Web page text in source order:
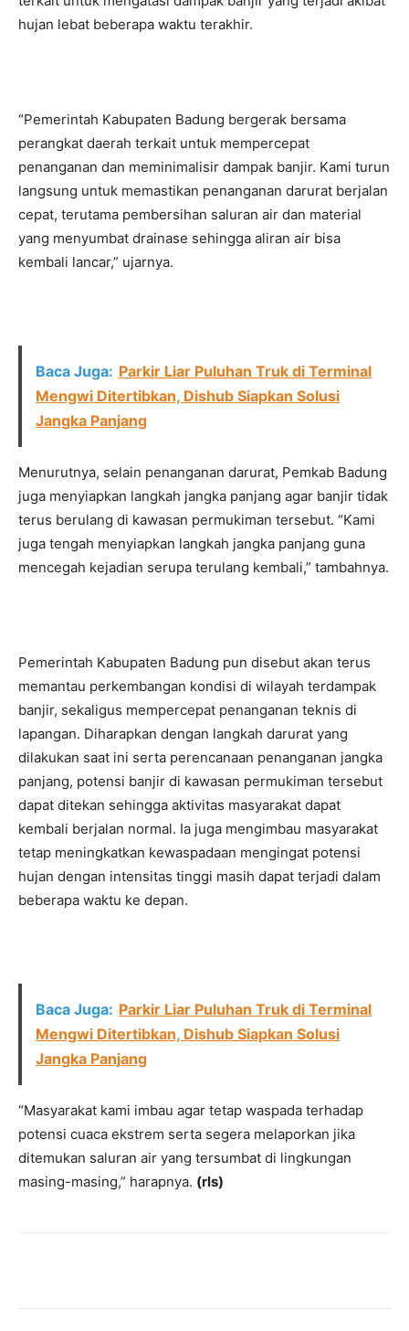
hujan lebat beberapa waktu terakhir.
“Pemerintah Kabupaten Badung bergerak bersama
perangkat daerah terkait untuk mempercepat
penanganan dan meminimalisir dampak banjir. Kami turun
langsung untuk memastikan penanganan darurat berjalan
cepat, terutama pembersihan saluran air dan material
yang menyumbat drainase sehingga aliran air bisa
kembali lancar,” ujarnya.
Baca Juga: Parkir Liar Puluhan Truk di Terminal
Mengwi Ditertibkan, Dishub Siapkan Solusi
Jangka Panjang
Menurutnya, selain penanganan darurat, Pemkab Badung
juga menyiapkan langkah jangka panjang agar banjir tidak
terus berulang di kawasan permukiman tersebut. “Kami
juga tengah menyiapkan langkah jangka panjang guna
mencegah kejadian serupa terulang kembali,” tambahnya.
Pemerintah Kabupaten Badung pun disebut akan terus
memantau perkembangan kondisi di wilayah terdampak
banjir, sekaligus mempercepat penanganan teknis di
lapangan. Diharapkan dengan langkah darurat yang
dilakukan saat ini serta perencanaan penanganan jangka
panjang, potensi banjir di kawasan permukiman tersebut
dapat ditekan sehingga aktivitas masyarakat dapat
kembali berjalan normal. Ia juga mengimbau masyarakat
tetap meningkatkan kewaspadaan mengingat potensi
hujan dengan intensitas tinggi masih dapat terjadi dalam
beberapa waktu ke depan.
Baca Juga: Parkir Liar Puluhan Truk di Terminal
Mengwi Ditertibkan, Dishub Siapkan Solusi
Jangka Panjang
“Masyarakat kami imbau agar tetap waspada terhadap
potensi cuaca ekstrem serta segera melaporkan jika
ditemukan saluran air yang tersumbat di lingkungan
masing-masing,” harapnya. (rls)